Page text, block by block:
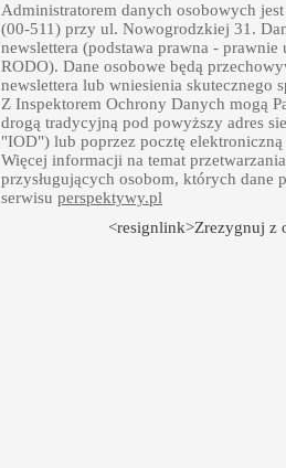
Administratorem danych osobowych
(00-511) przy ul. Nowogrodzkiej 31.
newslettera (podstawa prawna -
RODO). Dane osobowe będą
newslettera lub wniesienia skutecznego
Z Inspektorem Ochrony Danych mogą
drogą tradycyjną pod powyższy adres
"IOD") lub poprzez pocztę
Więcej informacji na temat
przysługujących osobom, których dane
serwisu perspektywy.pl
<resignlink>Zrezygnuj z